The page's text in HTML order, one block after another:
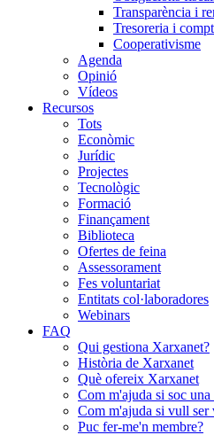
Transparència i
Tresoreria i
Cooperativisme
Agenda
Opinió
Vídeos
Recursos
Tots
Econòmic
Jurídic
Projectes
Tecnològic
Formació
Finançament
Biblioteca
Ofertes de feina
Assessorament
Fes voluntariat
Entitats col·laboradores
Webinars
FAQ
Qui gestiona Xarxanet?
Història de Xarxanet
Què ofereix Xarxanet
Com m'ajuda si soc una
Com m'ajuda si vull ser
Puc fer-me'n membre?